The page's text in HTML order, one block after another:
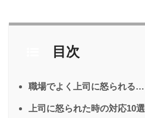
目次
職場でよく上司に怒られる…
上司に怒られた時の対応10選